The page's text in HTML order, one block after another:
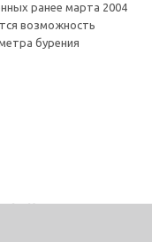
ранее марта 2004
возможность
бурения